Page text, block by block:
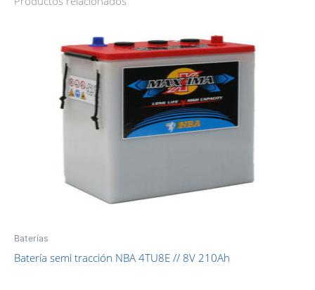
Baterías
Batería semi tracción NBA 4TU8E // 8V 210Ah